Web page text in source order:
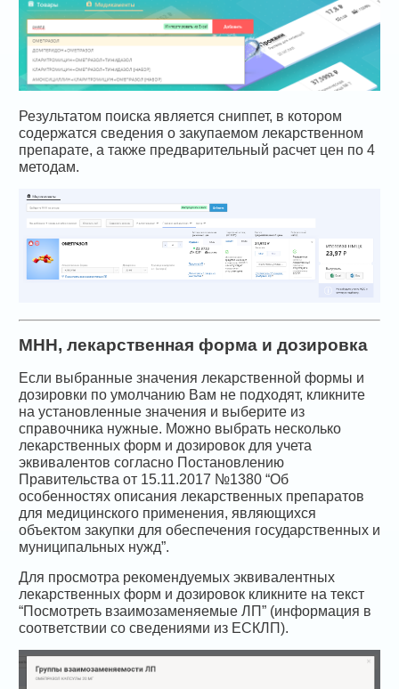
Результатом поиска является сниппет, в котором
содержатся сведения о закупаемом лекарственном
препарате, а также предварительный расчет цен по 4
методам.
МНН, лекарственная форма и дозировка
Если выбранные значения лекарственной формы и
дозировки по умолчанию Вам не подходят, кликните
на установленные значения и выберите из
справочника нужные. Можно выбрать несколько
лекарственных форм и дозировок для учета
эквивалентов согласно Постановлению
Правительства от 15.11.2017 №1380 “Об
особенностях описания лекарственных препаратов
для медицинского применения, являющихся
объектом закупки для обеспечения государственных и
муниципальных нужд”.
Для просмотра рекомендуемых эквивалентных
лекарственных форм и дозировок кликните на текст
“Посмотреть взаимозаменяемые ЛП” (информация в
соответствии со сведениями из ЕСКЛП).